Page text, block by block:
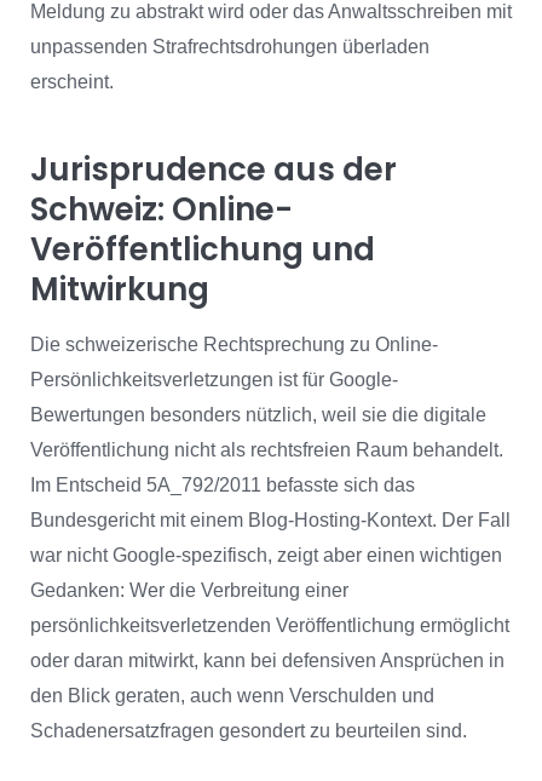
Meldung zu abstrakt wird oder das Anwaltsschreiben mit
unpassenden Strafrechtsdrohungen überladen
erscheint.
Jurisprudence aus der
Schweiz: Online-
Veröffentlichung und
Mitwirkung
Die schweizerische Rechtsprechung zu Online-
Persönlichkeitsverletzungen ist für Google-
Bewertungen besonders nützlich, weil sie die digitale
Veröffentlichung nicht als rechtsfreien Raum behandelt.
Im Entscheid 5A_792/2011 befasste sich das
Bundesgericht mit einem Blog-Hosting-Kontext. Der Fall
war nicht Google-spezifisch, zeigt aber einen wichtigen
Gedanken: Wer die Verbreitung einer
persönlichkeitsverletzenden Veröffentlichung ermöglicht
oder daran mitwirkt, kann bei defensiven Ansprüchen in
den Blick geraten, auch wenn Verschulden und
Schadenersatzfragen gesondert zu beurteilen sind.